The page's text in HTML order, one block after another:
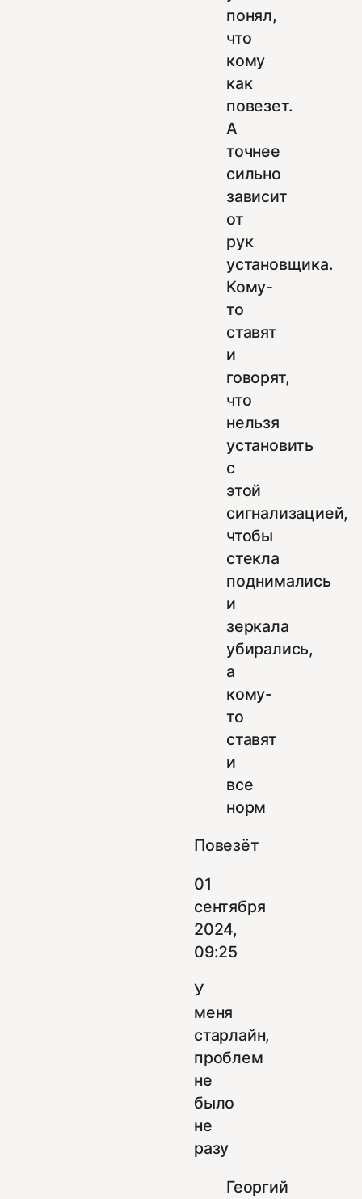
понял,
что
кому
как
повезет.
А
точнее
сильно
зависит
от
рук
установщика.
Кому-
то
ставят
и
говорят,
что
нельзя
установить
с
этой
сигнализацией,
чтобы
стекла
поднимались
и
зеркала
убирались,
а
кому-
то
ставят
и
все
норм
Повезёт
01
сентября
2024,
09:25
У
меня
старлайн,
проблем
не
было
не
разу
Георгий